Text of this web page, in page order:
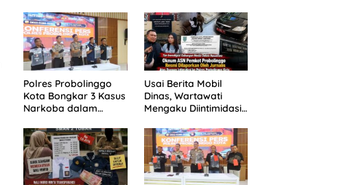
Patrolihukum.net
Polres Probolinggo
Kota Bongkar 3 Kasus
Narkoba dalam
Sabu Disita
Usai Berita Mobil
Dinas, Wartawati
Mengaku Diintimidasi
Pemkot Probolinggo
dan Tempuh Jalur
Hukum